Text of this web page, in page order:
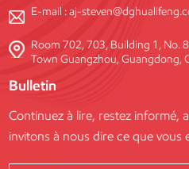
E-mail :aj-
Room 702, 703, Building 1, No.
Town Guangzhou, Guangdong,
Bulletin
Continuez à lire, restez informé,
invitons à nous dire ce que vous